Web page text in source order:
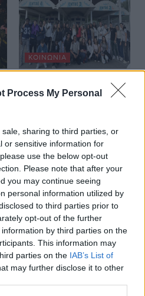
Process My Personal
sharing to third parties, or
or sensitive information for
use the below opt-out
Please note that after your
you may continue seeing
personal information utilized by
to third parties prior to
opt-out of the further
by third parties on the
This information may
parties on the IAB’s List of
may further disclose it to other
ΚΟΙΝΩΝΊΑ
EcoBridge: Ένα ταξίδι
Σουηδίας και Ελλάδας
από τον Όμιλο
Ενεργών Νέων
Δυτικής Μακεδονίας
8 Αυγούστου 2026, 5:02 μμ